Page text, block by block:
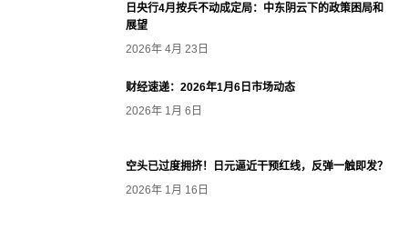
日央行4月按兵不动成定局：中东阴云下的政策困局和
展望
2026年 4月 23日
财经速递：2026年1月6日市场动态
2026年 1月 6日
空头已过度拥挤！日元逼近干预红线，反弹一触即发？
2026年 1月 16日